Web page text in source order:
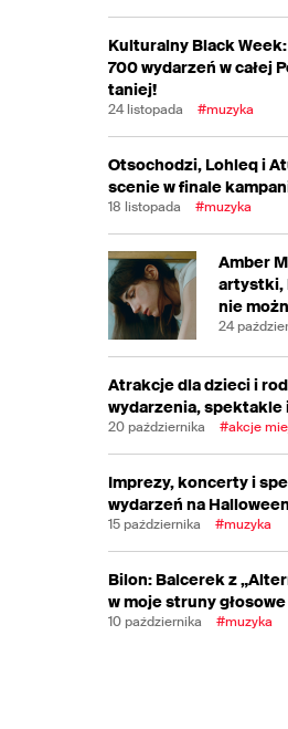
Kulturalny Black
700 wydarzeń w całej
taniej!
24 listopada #muzyka
Otsochodzi, Lohleq i
scenie w finale
18 listopada #muzyka
Amber
artystki,
nie
24
Atrakcje dla dzieci i
wydarzenia, spektakle
20 października #akcje
Imprezy, koncerty i
wydarzeń na
15 października #muzyka
Bilon: Balcerek z
w moje struny głosowe
10 października #muzyka